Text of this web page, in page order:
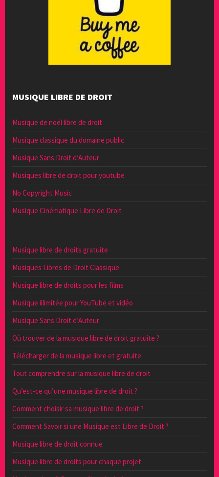
MUSIQUE LIBRE DE DROIT
Musique de noël libre de droit
Musique classique du domaine public
Musique Sans Droit d’Auteur
Musiques libre de droit pour youtube
No Copyright Music
Musique Cinématique Libre de Droit
Musique libre de droits gratuite
Musiques Libres de Droit Classique
Musique libre de droits pour les films
Musique illimitée pour YouTube et vidéo
Musique Sans Droit d’Auteur
Où trouver de la musique libre de droit gratuite ?
Télécharger de la musique libre et gratuite
Tout comprendre sur la musique libre de droit
Qu’est-ce qu’une musique libre de droit ?
Comment choisir sa musique libre de droit ?
Comment Savoir si une Musique est Libre de Droit ?
Musique libre de droit connue
Musique libre de droits pour chaque projet